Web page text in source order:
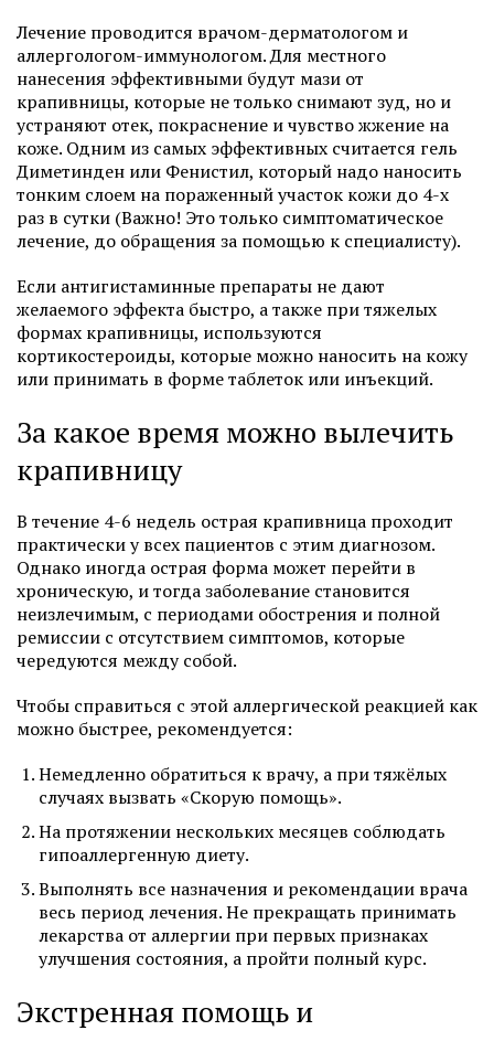
Лечение проводится врачом-дерматологом и
аллергологом-иммунологом. Для местного
нанесения эффективными будут мази от
крапивницы, которые не только снимают зуд, но и
устраняют отек, покраснение и чувство жжение на
коже. Одним из самых эффективных считается гель
Диметинден или Фенистил, который надо наносить
тонким слоем на пораженный участок кожи до 4-х
раз в сутки (Важно! Это только симптоматическое
лечение, до обращения за помощью к специалисту).
Если антигистаминные препараты не дают
желаемого эффекта быстро, а также при тяжелых
формах крапивницы, используются
кортикостероиды, которые можно наносить на кожу
или принимать в форме таблеток или инъекций.
За какое время можно вылечить
крапивницу
В течение 4-6 недель острая крапивница проходит
практически у всех пациентов с этим диагнозом.
Однако иногда острая форма может перейти в
хроническую, и тогда заболевание становится
неизлечимым, с периодами обострения и полной
ремиссии с отсутствием симптомов, которые
чередуются между собой.
Чтобы справиться с этой аллергической реакцией как
можно быстрее, рекомендуется:
Немедленно обратиться к врачу, а при тяжёлых
случаях вызвать «Скорую помощь».
На протяжении нескольких месяцев соблюдать
гипоаллергенную диету.
Выполнять все назначения и рекомендации врача
весь период лечения. Не прекращать принимать
лекарства от аллергии при первых признаках
улучшения состояния, а пройти полный курс.
Экстренная помощь и